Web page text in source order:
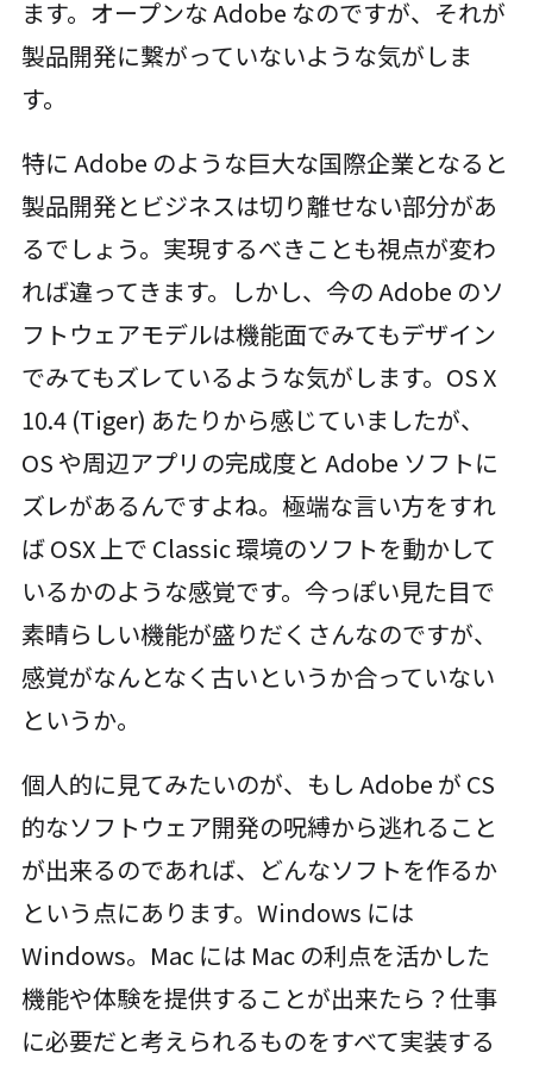
ます。オープンな Adobe なのですが、それが
製品開発に繋がっていないような気がしま
す。
特に Adobe のような巨大な国際企業となると
製品開発とビジネスは切り離せない部分があ
るでしょう。実現するべきことも視点が変わ
れば違ってきます。しかし、今の Adobe のソ
フトウェアモデルは機能面でみてもデザイン
でみてもズレているような気がします。OS X
10.4 (Tiger) あたりから感じていましたが、
OS や周辺アプリの完成度と Adobe ソフトに
ズレがあるんですよね。極端な言い方をすれ
ば OSX 上で Classic 環境のソフトを動かして
いるかのような感覚です。今っぽい見た目で
素晴らしい機能が盛りだくさんなのですが、
感覚がなんとなく古いというか合っていない
というか。
個人的に見てみたいのが、もし Adobe が CS
的なソフトウェア開発の呪縛から逃れること
が出来るのであれば、どんなソフトを作るか
という点にあります。Windows には
Windows。Mac には Mac の利点を活かした
機能や体験を提供することが出来たら？仕事
に必要だと考えられるものをすべて実装する